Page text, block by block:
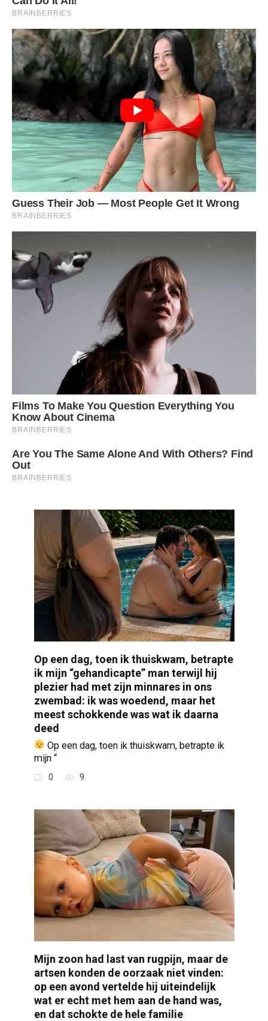
Op een dag, toen ik thuiskwam, betrapte
ik mijn “gehandicapte” man terwijl hij
plezier had met zijn minnares in ons
zwembad: ik was woedend, maar het
meest schokkende was wat ik daarna
deed
Op een dag, toen ik thuiskwam, betrapte ik
mijn “
0 9
Mijn zoon had last van rugpijn, maar de
artsen konden de oorzaak niet vinden:
op een avond vertelde hij uiteindelijk
wat er echt met hem aan de hand was,
en dat schokte de hele familie